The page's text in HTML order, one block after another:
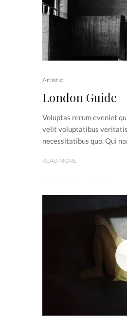
Artistic
London Guide
Voluptas rerum eveniet
velit voluptatibus
necessitatibus quo. Qui
READ MORE